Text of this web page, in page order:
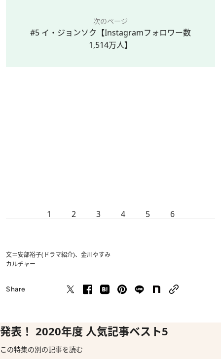
次のページ
#5 イ・ジョンソク【Instagramフォロワー数
1,514万人】
1 2 3 4 5 6
文＝安部裕子(ドラマ紹介)、金川やすみ
カルチャー
Share
発表！ 2020年度 人気記事ベスト5
この特集の別の記事を読む